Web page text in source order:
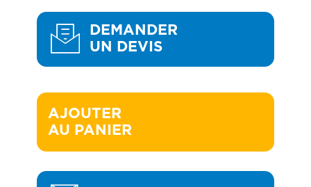
DEMANDER
UN DEVIS
AJOUTER
AU PANIER